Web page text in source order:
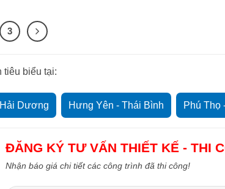
3
tiêu biểu tại:
Dương Hưng Yên - Thái Bình Phú Thọ
ĐĂNG KÝ TƯ VẤN THIẾT KẾ - THI
Nhận báo giá chi tiết các công trình đã thi công!